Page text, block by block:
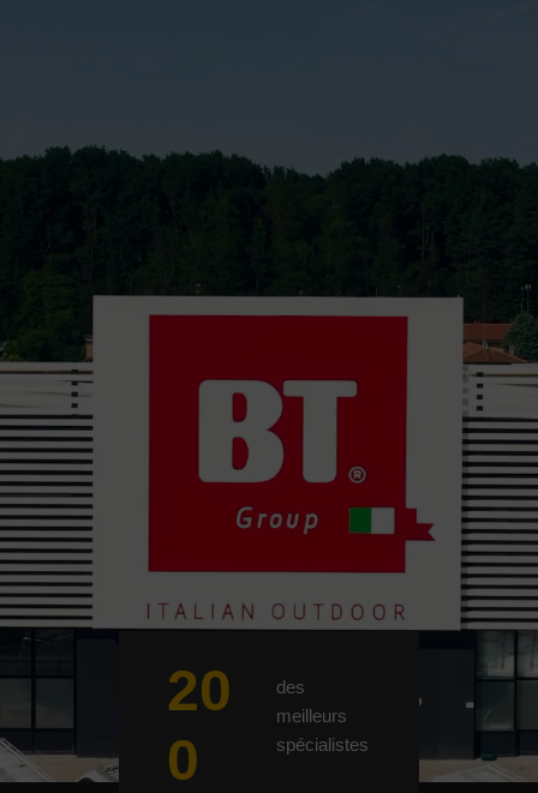
20
0
des
meilleurs
spécialistes